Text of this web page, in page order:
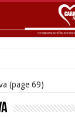
(page 69)